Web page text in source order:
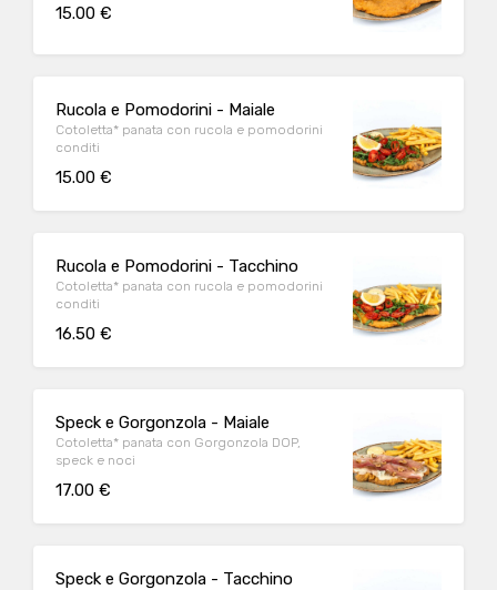
15.00 €
Rucola e Pomodorini - Maiale
Cotoletta* panata con rucola e pomodorini
conditi
15.00 €
Rucola e Pomodorini - Tacchino
Cotoletta* panata con rucola e pomodorini
conditi
16.50 €
Speck e Gorgonzola - Maiale
Cotoletta* panata con Gorgonzola DOP,
speck e noci
17.00 €
Speck e Gorgonzola - Tacchino